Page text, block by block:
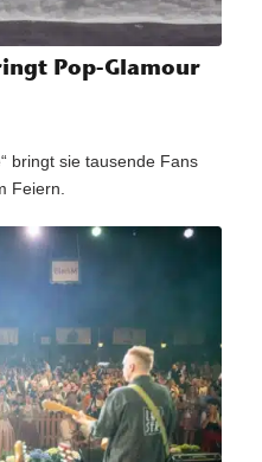
Pop-Glamour
bringt sie tausende Fans
Feiern.